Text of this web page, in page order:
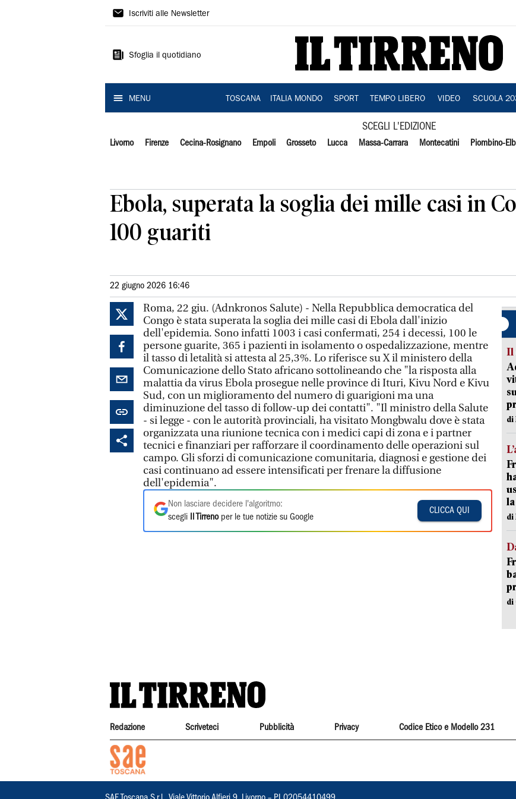
Il
Iscriviti alle Newsletter
Sfoglia il quotidiano
MENU TOSCANA ITALIA MONDO SPORT TEMPO LIBERO VIDEO SCUOLA
SCEGLI L'EDIZIONE
Livorno Firenze Cecina-Rosignano Empoli Grosseto Lucca Massa-Carrara Montecatini Piombino-
Ebola, superata la soglia dei mille casi in
100 guariti
22 giugno 2026 16:46
Roma, 22 giu. (Adnkronos Salute) - Nella Repubblica democratica del
Congo è stata superata la soglia dei mille casi di Ebola dall'inizio
dell'epidemia. Sono infatti 1003 i casi confermati, 254 i decessi, 100 le
persone guarite, 365 i pazienti in isolamento o ospedalizzazione, mentre
il tasso di letalità si attesta al 25,3%. Lo riferisce su X il ministero della
Comunicazione dello Stato africano sottolineando che "la risposta alla
malattia da virus Ebola prosegue nelle province di Ituri, Kivu Nord e Kivu
Sud, con un miglioramento del numero di guarigioni ma una
diminuzione del tasso di follow-up dei contatti". "Il ministro della Salute
- si legge - con le autorità provinciali, ha visitato Mongbwalu dove è stata
organizzata una riunione tecnica con i medici capi di zona e i partner
tecnici e finanziari per rafforzare il coordinamento delle operazioni sul
campo. Gli sforzi di comunicazione comunitaria, diagnosi e gestione dei
casi continuano ad essere intensificati per frenare la diffusione
dell'epidemia".
Non lasciare decidere l'algoritmo:
scegli
Il Tirrenoper le tue notizie su Google
CLICCA QUI
Il
di
di
di
Redazione Scriveteci Pubblicità Privacy Codice Etico e Modello 231